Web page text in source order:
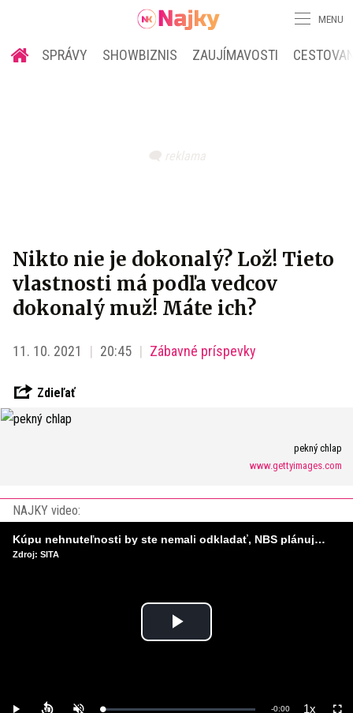
MENU
SPRÁVY SHOWBIZNIS ZAUJÍMAVOSTI
Nikto nie je dokonalý? Lož! Tieto
vlastnosti má podľa vedcov
dokonalý muž! Máte ich?
11. 10. 2021 20:45 Zábavné príspevky
Zdieľať
pekný chlap
www.gettyimages.com
NAJKY video:
Play
Remaining
-0:00 1x
Kúpu nehnuteľnosti by ste nemali odkladať, NBS plánuje sprísniť pravidlá pri hypotékach
Zdroj: SITA